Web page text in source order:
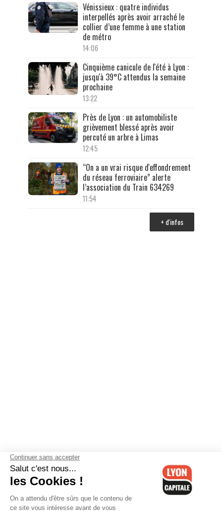
Vénissieux : quatre individus
interpellés après avoir arraché le
collier d’une femme à une station
de métro
14:06
Cinquième canicule de l'été à Lyon :
jusqu'à 39°C attendus la semaine
prochaine
13:22
Près de Lyon : un automobiliste
grièvement blessé après avoir
percuté un arbre à Limas
12:45
“On a un vrai risque d'effondrement
du réseau ferroviaire” alerte
l’association du Train 634269
11:54
+ d'infos